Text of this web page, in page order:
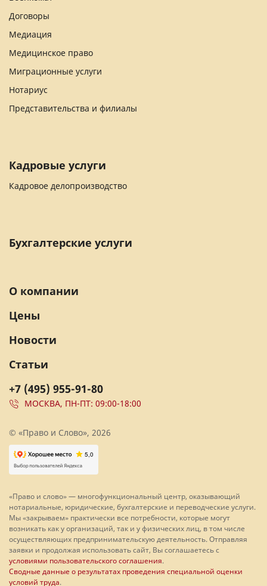
Договоры
Медиация
Медицинское право
Миграционные услуги
Нотариус
Представительства и филиалы
Кадровые услуги
Кадровое делопроизводство
Бухгалтерские услуги
+7 (495) 955-91-80
МОСКВА, ПН-ПТ: 09:00-18:00
О компании
Цены
Новости
Статьи
© «Право и Слово», 2026
«Право и слово» — многофункциональный центр, оказывающий
нотариальные, юридические, бухгалтерские и переводческие услуги.
Мы «закрываем» практически все потребности, которые могут
возникать как у организаций, так и у физических лиц, в том числе
осуществляющих предпринимательскую деятельность. Отправляя
заявки и продолжая использовать сайт, Вы соглашаетесь с
условиями пользовательского соглашения.
Сводные данные о результатах проведения специальной оценки
условий труда.